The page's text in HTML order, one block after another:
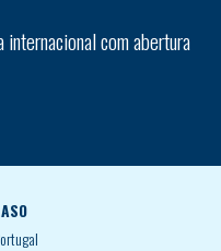
com abertura